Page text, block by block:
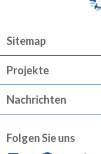
Sitemap
Projekte
Nachrichten
Folgen Sie uns